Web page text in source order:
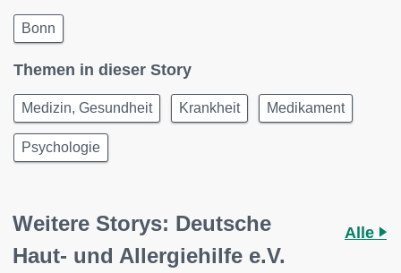
Bonn
Themen in dieser Story
Medizin, Gesundheit Krankheit Medikament
Psychologie
Weitere Storys: Deutsche
Haut- und Allergiehilfe e.V.
Alle